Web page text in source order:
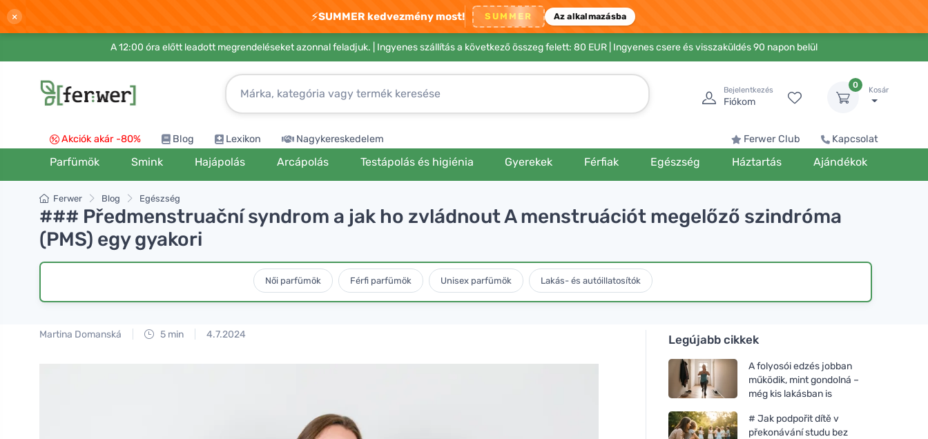
× ⚡SUMMER kedvezmény most! SUMMER Az alkalmazásba
A 12:00 óra előtt leadott megrendeléseket azonnal feladjuk. | Ingyenes szállítás a következő összeg felett: 80 EUR | Ingyenes csere és visszaküldés 90 napon belül
Bejelentkezés
Fiókom
0
Kosár
Akciók akár -80% Blog Lexikon Nagykereskedelem Ferwer Club Kapcsolat
Parfümök Smink Hajápolás Arcápolás Testápolás és higiénia Gyerekek Férfiak Egészség Háztartás Ajándékok
Ferwer Blog Egészség
### Předmenstruační syndrom a jak ho zvládnout A menstruációt megelőző szindróma
(PMS) egy gyakori
Női parfümök Férfi parfümök Unisex parfümök Lakás- és autóillatosítók
Martina Domanská 5 min 4.7.2024 Legújabb cikkek
A folyosói edzés jobban
működik, mint gondolná –
még kis lakásban is
# Jak podpořit dítě v
překonávání studu bez